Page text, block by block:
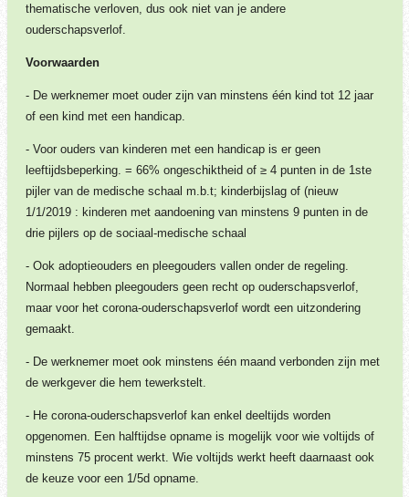
thematische verloven, dus ook niet van je andere
ouderschapsverlof.
Voorwaarden
- De werknemer moet ouder zijn van minstens één kind tot 12 jaar
of een kind met een handicap.
- Voor ouders van kinderen met een handicap is er geen
leeftijdsbeperking. = 66% ongeschiktheid of ≥ 4 punten in de 1ste
pijler van de medische schaal m.b.t; kinderbijslag of (nieuw
1/1/2019 : kinderen met aandoening van minstens 9 punten in de
drie pijlers op de sociaal-medische schaal
- Ook adoptieouders en pleegouders vallen onder de regeling.
Normaal hebben pleegouders geen recht op ouderschapsverlof,
maar voor het corona-ouderschapsverlof wordt een uitzondering
gemaakt.
- De werknemer moet ook minstens één maand verbonden zijn met
de werkgever die hem tewerkstelt.
- He corona-ouderschapsverlof kan enkel deeltijds worden
opgenomen. Een halftijdse opname is mogelijk voor wie voltijds of
minstens 75 procent werkt. Wie voltijds werkt heeft daarnaast ook
de keuze voor een 1/5d opname.